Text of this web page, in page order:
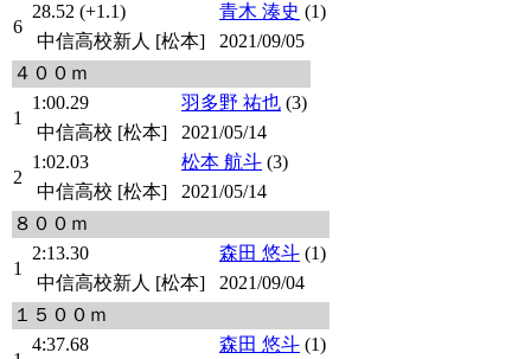
6
28.52 (+1.1) 青木 湊史 (1)
中信高校新人 [松本]
2021/09/05
４００ｍ
1
1:00.29 羽多野 祐也 (3)
中信高校 [松本]
2021/05/14
2
1:02.03 松本 航斗 (3)
中信高校 [松本]
2021/05/14
８００ｍ
1
2:13.30 森田 悠斗 (1)
中信高校新人 [松本]
2021/09/04
１５００ｍ
4:37.68 森田 悠斗 (1)